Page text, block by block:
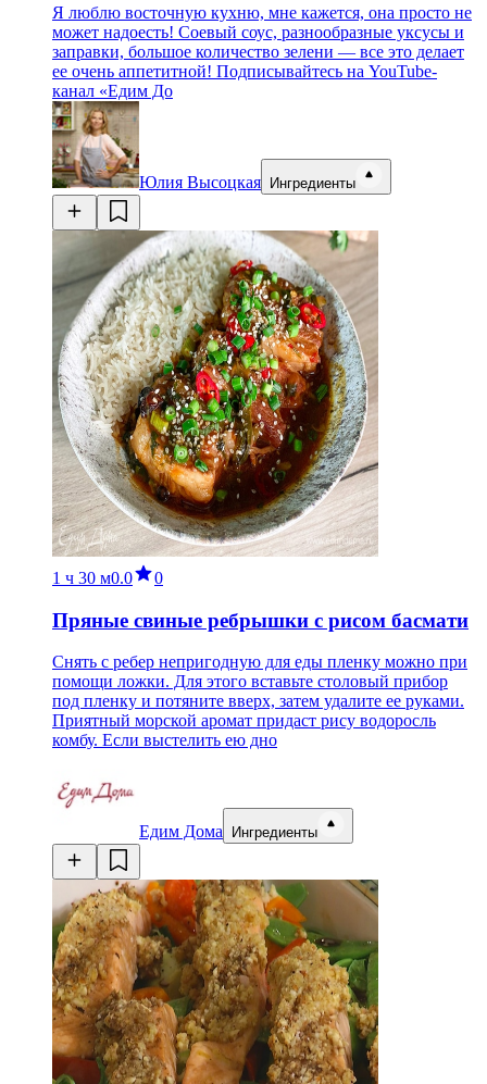
Я люблю восточную кухню, мне кажется, она просто не
может надоесть! Соевый соус, разнообразные уксусы и
заправки, большое количество зелени — все это делает
ее очень аппетитной! Подписывайтесь на YouTube-
канал «Едим До
Юлия Высоцкая Ингредиенты
1 ч 30 м0.0 0
Пряные свиные ребрышки с рисом басмати
Снять с ребер непригодную для еды пленку можно при
помощи ложки. Для этого вставьте столовый прибор
под пленку и потяните вверх, затем удалите ее руками.
Приятный морской аромат придаст рису водоросль
комбу. Если выстелить ею дно
Едим Дома Ингредиенты